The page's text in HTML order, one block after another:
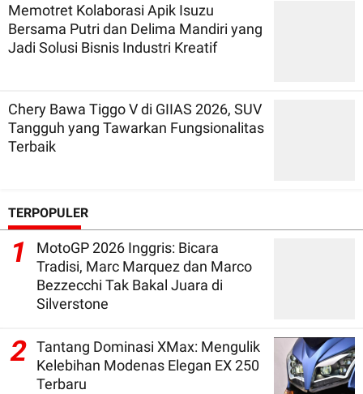
Memotret Kolaborasi Apik Isuzu
Bersama Putri dan Delima Mandiri yang
Jadi Solusi Bisnis Industri Kreatif
Chery Bawa Tiggo V di GIIAS 2026, SUV
Tangguh yang Tawarkan Fungsionalitas
Terbaik
TERPOPULER
1
MotoGP 2026 Inggris: Bicara
Tradisi, Marc Marquez dan Marco
Bezzecchi Tak Bakal Juara di
Silverstone
2 Tantang Dominasi XMax: Mengulik
Kelebihan Modenas Elegan EX 250
Terbaru